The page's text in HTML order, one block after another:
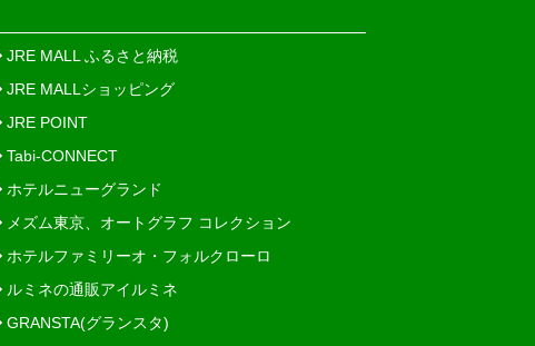
JRE MALL ふるさと納税
JRE MALLショッピング
JRE POINT
Tabi-CONNECT
ホテルニューグランド
メズム東京、オートグラフ コレクション
ホテルファミリーオ・フォルクローロ
ルミネの通販アイルミネ
GRANSTA(グランスタ)